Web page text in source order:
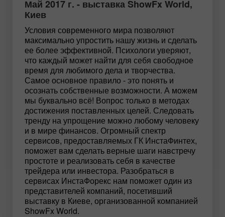
Май 2017 г. - выставка ShowFx World,
Киев
Условия современного мира позволяют
максимально упростить нашу жизнь и сделать
ее более эффективной. Психологи уверяют,
что каждый может найти для себя свободное
время для любимого дела и творчества.
Самое основное правило - это понять и
осознать собственные возможности. А можем
мы буквально всё! Вопрос только в методах
достижения поставленных целей. Следовать
тренду на упрощение можно любому человеку
и в мире финансов. Огромный спектр
сервисов, предоставляемых ГК ИнстаФинтех,
поможет вам сделать верные шаги навстречу
простоте и реализовать себя в качестве
трейдера или инвестора. Разобраться в
сервисах ИнстаФорекс нам поможет один из
представителей компаний, посетивший
выставку в Киеве, организованной компанией
ShowFx World.